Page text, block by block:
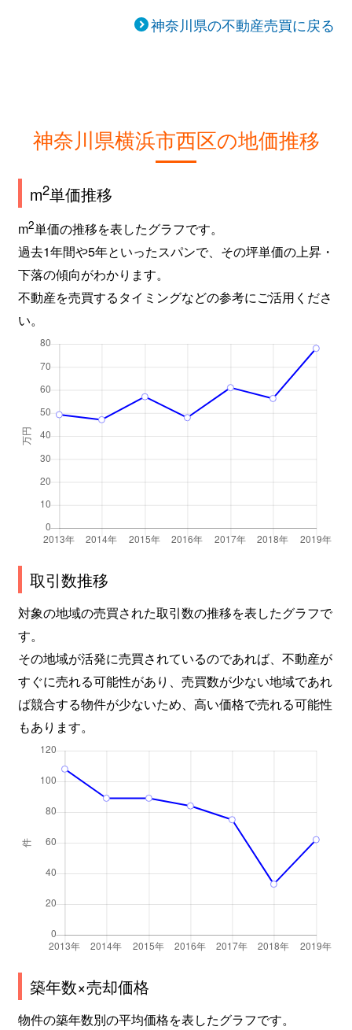
神奈川県の不動産売買に戻る
神奈川県横浜市西区の地価推移
m2単価推移
m2単価の推移を表したグラフです。
過去1年間や5年といったスパンで、その坪単価の上昇・
下落の傾向がわかります。
不動産を売買するタイミングなどの参考にご活用くださ
い。
取引数推移
対象の地域の売買された取引数の推移を表したグラフで
す。
その地域が活発に売買されているのであれば、不動産が
すぐに売れる可能性があり、売買数が少ない地域であれ
ば競合する物件が少ないため、高い価格で売れる可能性
もあります。
築年数×売却価格
物件の築年数別の平均価格を表したグラフです。